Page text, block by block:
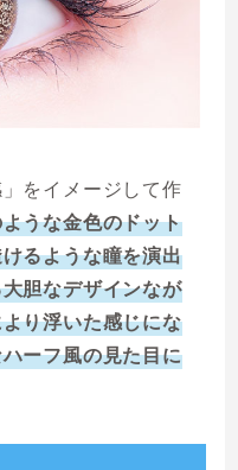
をイメージして作
うな金色のドット
るような瞳を演出
胆なデザインなが
り浮いた感じにな
ーフ風の見た目に